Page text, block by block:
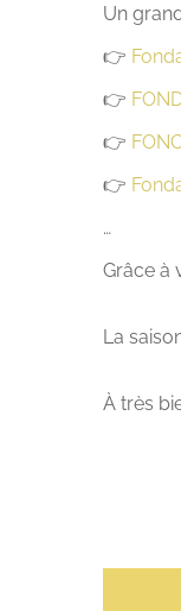
Un
👉
👉
👉
👉
…
Grâce à
La
À très